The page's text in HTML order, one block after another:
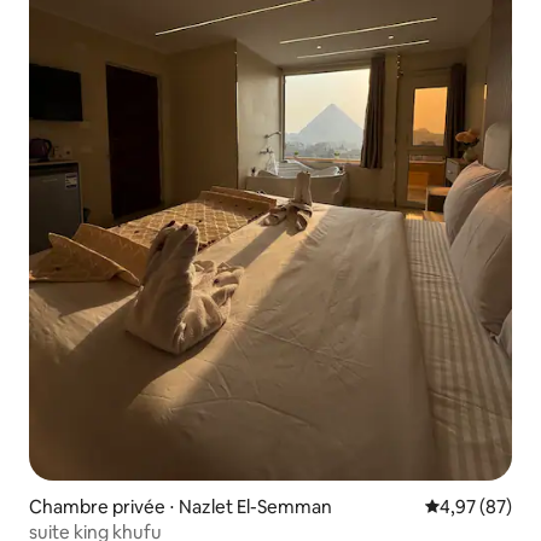
Chambre privée ⋅ Nazlet El-Semman Évaluation
4,97 (87)
suite king khufu